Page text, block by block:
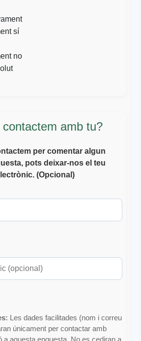
sí
no
contactem amb tu?
per comentar algun
pots deixar-nos el teu
(Opcional)
Les dades facilitades (nom i correu
únicament per contactar amb